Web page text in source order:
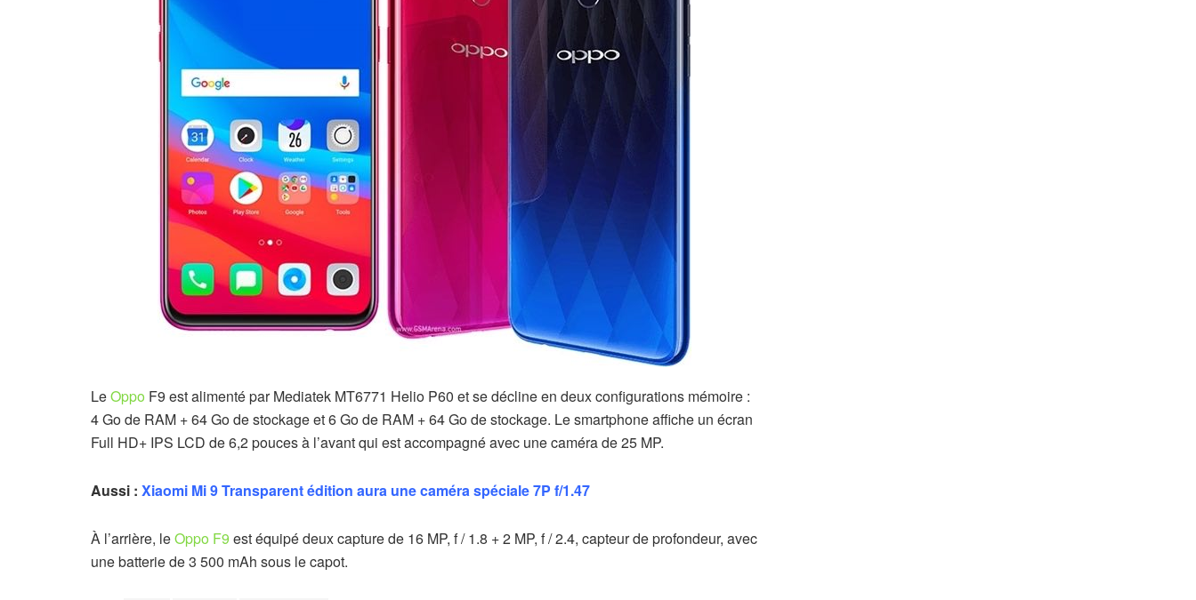
LeOppo F9 est alimenté par Mediatek MT6771 Helio P60 et se décline en deux configurations mémoire :
4 Go de RAM + 64 Go de stockage et 6 Go de RAM + 64 Go de stockage. Le smartphone affiche un écran
Full HD+ IPS LCD de 6,2 pouces à l’avant qui est accompagné avec une caméra de 25 MP.
Aussi : Xiaomi Mi 9 Transparent édition aura une caméra spéciale 7P f/1.47
À l’arrière, leOppo F9 est équipé deux capture de 16 MP, f / 1.8 + 2 MP, f / 2.4, capteur de profondeur, avec
une batterie de 3 500 mAh sous le capot.